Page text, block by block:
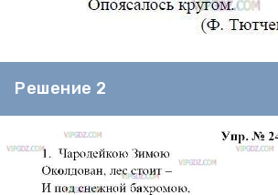
Решение 2